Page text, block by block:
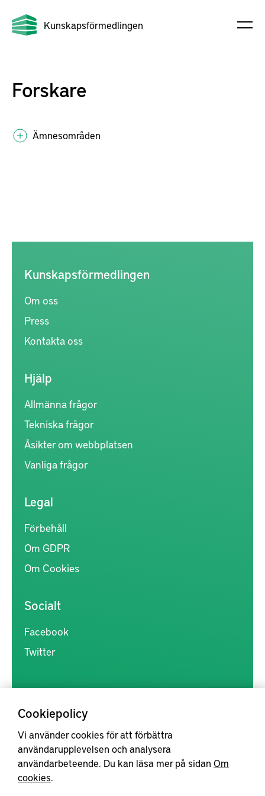
Kunskapsförmedlingen
Forskare
Ämnesområden
Cookiepolicy
Vi använder cookies för att förbättra
användarupplevelsen och analysera
användarbeteende. Du kan läsa mer på sidan Om
cookies.
Kunskapsförmedlingen
Om oss
Press
Kontakta oss
Hjälp
Allmänna frågor
Tekniska frågor
Åsikter om webbplatsen
Vanliga frågor
Legal
Förbehåll
Om GDPR
Om Cookies
Socialt
Facebook
Twitter
Kunskapsförmedlingen är en samlingsplats för svensk forskning
inom produkt- och produktionsutveckling, med syftet att göra
forskningsresultat mer tillgängliga för industrin, samt att stärka
samverkan mellan högskolor, institut och näringsliv.